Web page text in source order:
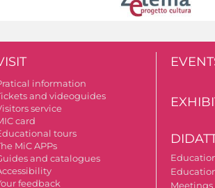
information
and videoguides
service
card
tours
MiC APPs
and catalogues
feedback
Meetings